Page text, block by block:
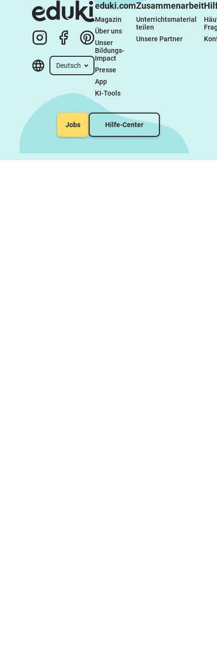
Deutsch
eduki.com
Magazin
Über uns
Unser
Bildungs-
Impact
Presse
App
KI-Tools
Zusammenarbeit
Unterrichtsmaterial
teilen
Unsere Partner
Jobs Hilfe-Center